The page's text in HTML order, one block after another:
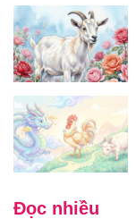
Đọc nhiều